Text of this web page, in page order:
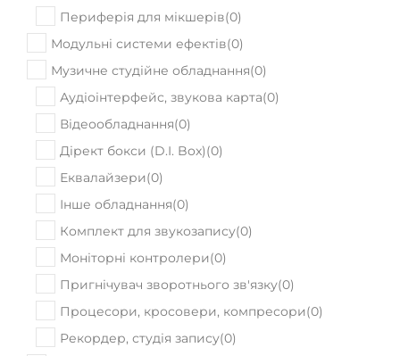
Периферія для мікшерів(0)
Модульні системи ефектів(0)
Музичне студійне обладнання(0)
Аудіоінтерфейс, звукова карта(0)
Відеообладнання(0)
Дірект бокси (D.I. Box)(0)
Еквалайзери(0)
Інше обладнання(0)
Комплект для звукозапису(0)
Моніторні контролери(0)
Пригнічувач зворотнього зв'язку(0)
Процесори, кросовери, компресори(0)
Рекордер, студія запису(0)